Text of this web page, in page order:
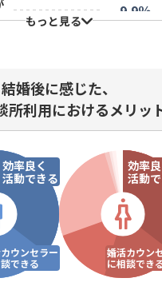
9.9％
た
もっと見る
結婚後に感じた、
所利用におけるメリッ
効率良く
活動できる
ウンセラー
できる
効率良
活動
婚活カウン
に相談でき